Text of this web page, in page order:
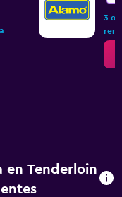
3
Tenderloin